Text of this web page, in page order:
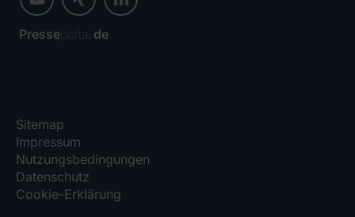
Presseportal. de
Sitemap
Impressum
Nutzungsbedingungen
Datenschutz
Cookie-Erklärung